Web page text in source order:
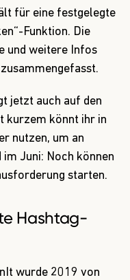
für eine festgelegte
Funktion. Die
und weitere Infos
jetzt auch auf den
kurzem könnt ihr in
nutzen, um an
Juni: Noch können
starten.
Hashtag-
wurde 2019 von